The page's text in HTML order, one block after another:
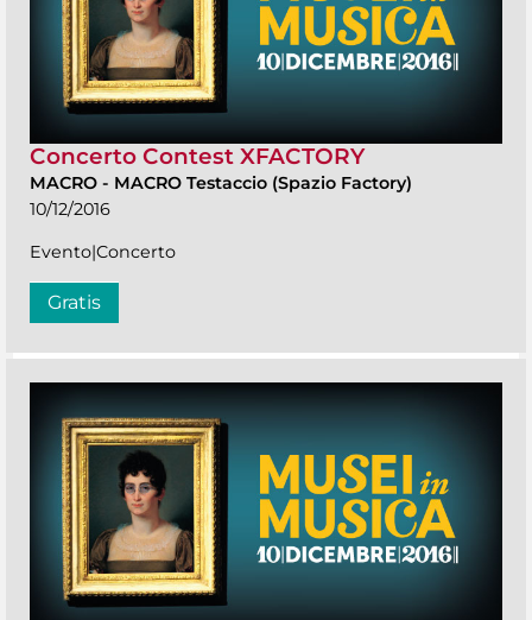
Concerto Contest XFACTORY
MACRO - MACRO Testaccio (Spazio Factory)
10/12/2016
Evento|Concerto
Gratis